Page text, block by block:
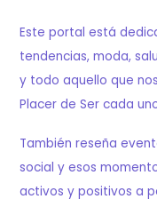
Este portal está
tendencias, moda,
y todo aquello que
Placer de Ser cada
También reseña
social y esos
activos y positivos a